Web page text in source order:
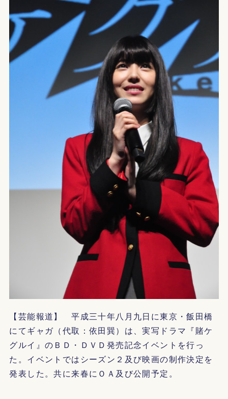
【芸能報道】 平成三十年八月九日に東京・飯田橋
にてギャガ（代取：依田巽）は、実写ドラマ『賭ケ
グルイ』のＢＤ・ＤＶＤ発売記念イベントを行っ
た。イベントではシーズン２及び映画の制作決定を
発表した。共に来春にＯＡ及び公開予定。